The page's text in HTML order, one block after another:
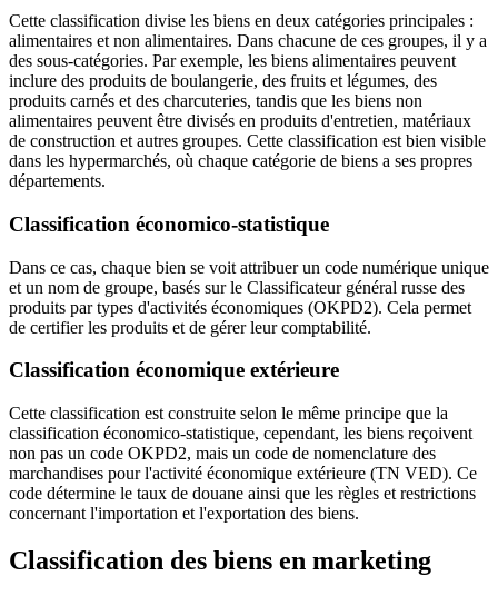
Cette classification divise les biens en deux catégories principales :
alimentaires et non alimentaires. Dans chacune de ces groupes, il y a
des sous-catégories. Par exemple, les biens alimentaires peuvent
inclure des produits de boulangerie, des fruits et légumes, des
produits carnés et des charcuteries, tandis que les biens non
alimentaires peuvent être divisés en produits d'entretien, matériaux
de construction et autres groupes. Cette classification est bien visible
dans les hypermarchés, où chaque catégorie de biens a ses propres
départements.
Classification économico-statistique
Dans ce cas, chaque bien se voit attribuer un code numérique unique
et un nom de groupe, basés sur le Classificateur général russe des
produits par types d'activités économiques (OKPD2). Cela permet
de certifier les produits et de gérer leur comptabilité.
Classification économique extérieure
Cette classification est construite selon le même principe que la
classification économico-statistique, cependant, les biens reçoivent
non pas un code OKPD2, mais un code de nomenclature des
marchandises pour l'activité économique extérieure (TN VED). Ce
code détermine le taux de douane ainsi que les règles et restrictions
concernant l'importation et l'exportation des biens.
Classification des biens en marketing